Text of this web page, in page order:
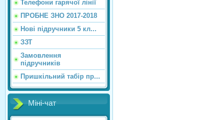
Телефони гарячої лінії
ПРОБНЕ ЗНО 2017-2018
Нові підручники 5 кл...
ЗЗТ
Замовлення
підручників
Пришкільний табір пр...
Міні-чат